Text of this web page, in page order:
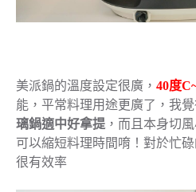
美派鍋的溫度設定很廣， 40度
能，平常料理用途更廣了，我
璃鍋適中好拿提 ，而且本身切
可以縮短料理時間唷！對於忙
很有效率